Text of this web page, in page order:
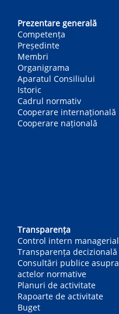
navigation
Prezentare generală
Competența
Președinte
Membri
Organigrama
Aparatul Consiliului
Istoric
Cadrul normativ
Cooperare internațională
Cooperare națională
Transparența
Control intern managerial
Transparența decizională
Consultări publice asupra
actelor normative
Planuri de activitate
Rapoarte de activitate
Buget